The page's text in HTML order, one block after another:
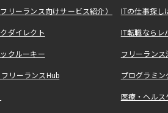
リーランス向けサービス紹介） ITの仕事探
ダイレクト IT転職なら
クルーキー フリーラン
リーランスHub プログラミ
医療・ヘル